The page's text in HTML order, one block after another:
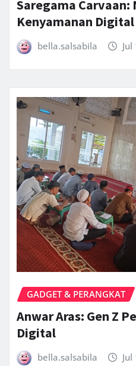
Saregama
Kenyamanan Digital
bella.salsabila
GADGET & PERANGKAT
Anwar Aras: Gen Z
Digital
bella.salsabila